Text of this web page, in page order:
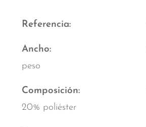
Referencia
Ancho
peso
Composición
20% poliéster